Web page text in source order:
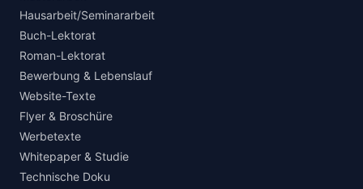
Hausarbeit/Seminararbeit
Buch-Lektorat
Roman-Lektorat
Bewerbung & Lebenslauf
Website-Texte
Flyer & Broschüre
Werbetexte
Whitepaper & Studie
Technische Doku